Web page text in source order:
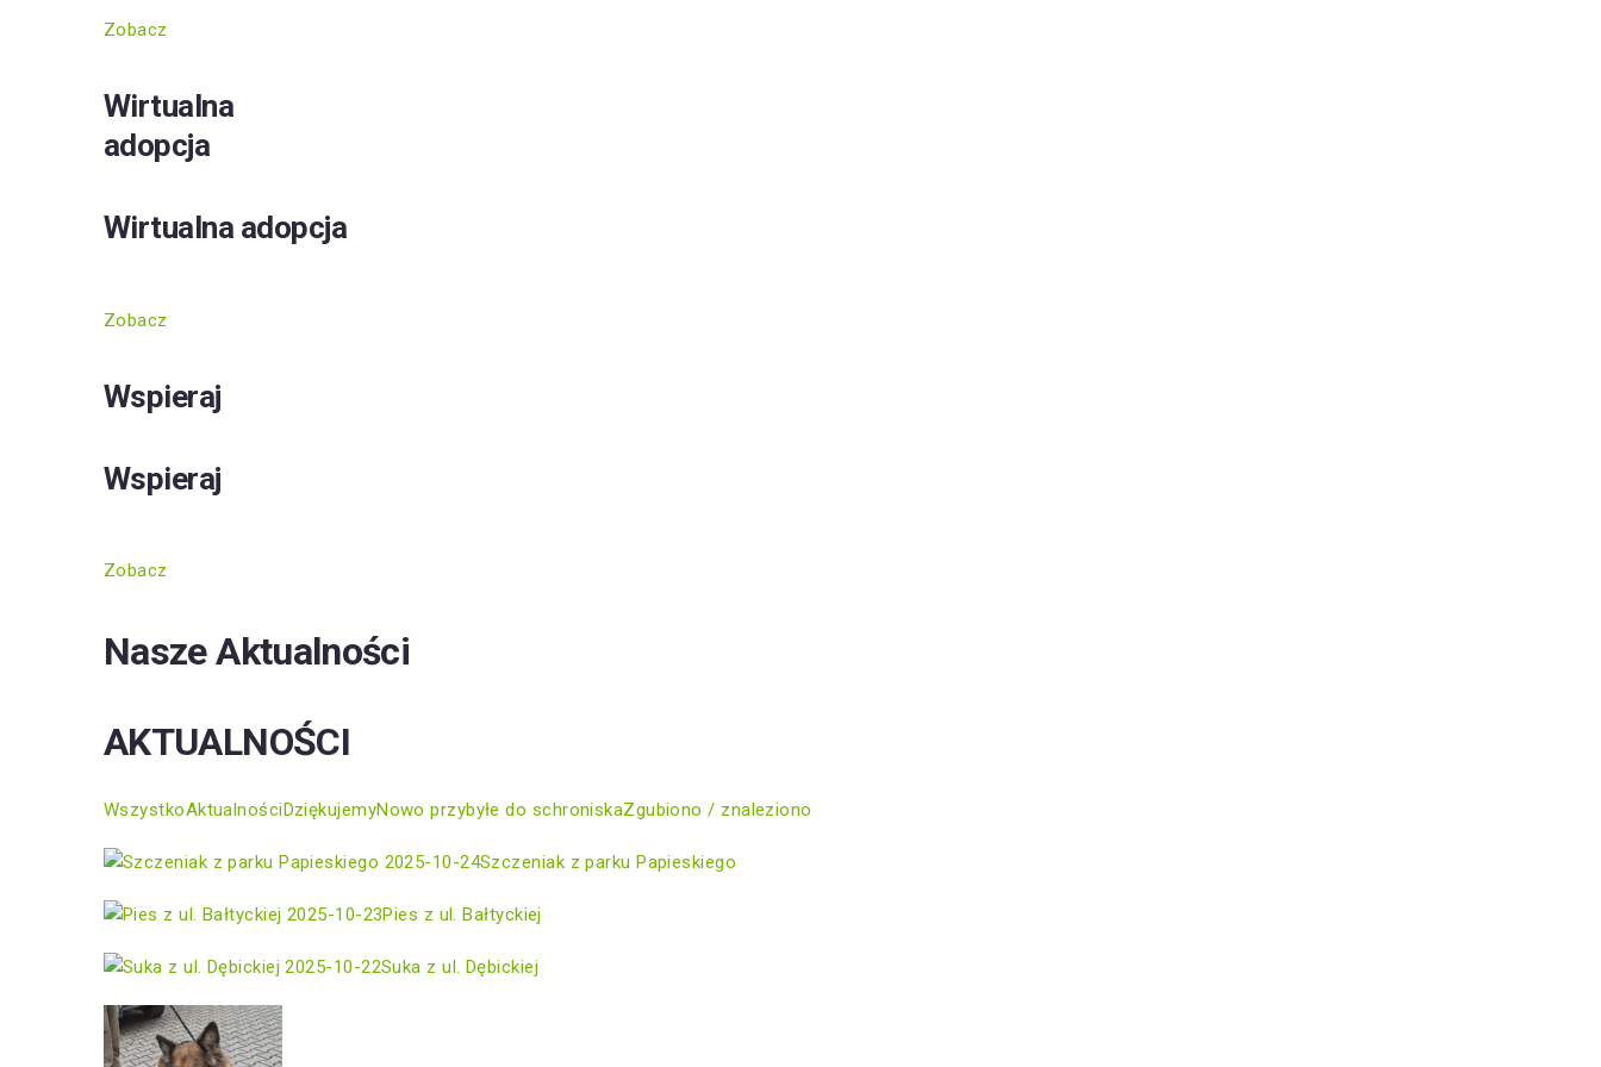
Zobacz
Wirtualna
adopcja
Wirtualna adopcja
Zobacz
Wspieraj
Wspieraj
Zobacz
Nasze Aktualności
AKTUALNOŚCI
WszystkoAktualnościDziękujemyNowo przybyłe do schroniskaZgubiono / znaleziono
2025-10-24Szczeniak z parku Papieskiego
2025-10-23Pies z ul. Bałtyckiej
2025-10-22Suka z ul. Dębickiej